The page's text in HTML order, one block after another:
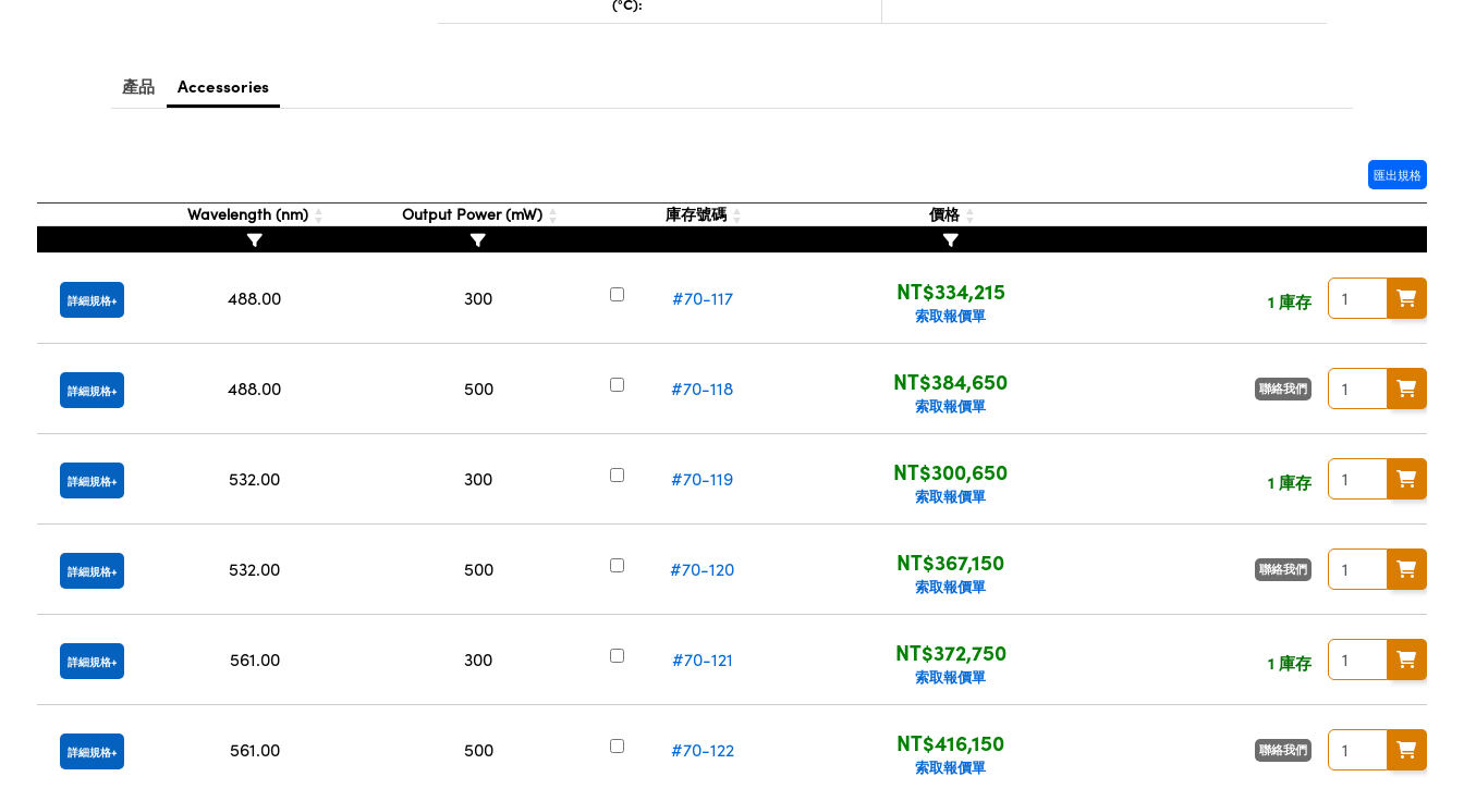
產品 Accessories
匯出規格
Wavelength (nm) Output Power (mW) 庫存號碼 價格
詳細規格 488.00 300 #70-117 NT$334,215
索取報價單
1 庫存
詳細規格 488.00 500 #70-118 NT$384,650
索取報價單
聯絡我們
詳細規格 532.00 300 #70-119 NT$300,650
索取報價單
1 庫存
詳細規格 532.00 500 #70-120 NT$367,150
索取報價單
聯絡我們
詳細規格 561.00 300 #70-121 NT$372,750
索取報價單
1 庫存
詳細規格 561.00 500 #70-122 NT$416,150
索取報價單
聯絡我們